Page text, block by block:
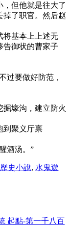
，但他就是往大了
掉了职官。然后赵
将基本上上述无
告御状的曹家子
过要做好防范，
掘壕沟，建立防火
到聚义厅禀
酒汤。”
歷史小說, 水鬼遊
起點-第一千八百